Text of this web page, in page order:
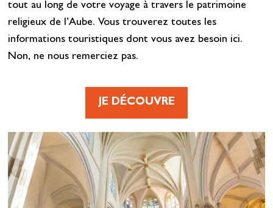
tout au long de votre voyage à travers le patrimoine
religieux de l’Aube. Vous trouverez toutes les
informations touristiques dont vous avez besoin ici.
Non, ne nous remerciez pas.
JE DÉCOUVRE